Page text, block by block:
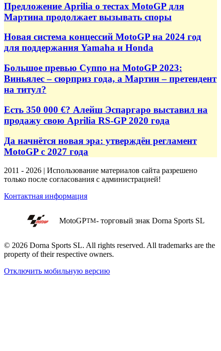
Предложение Aprilia о тестах MotoGP для
Мартина продолжает вызывать споры
Новая система концессий MotoGP на 2024 год
для поддержания Yamaha и Honda
Большое превью Суппо на MotoGP 2023:
Виньялес – сюрприз года, а Мартин – претендент
на титул?
Есть 350 000 €? Алейш Эспаргаро выставил на
продажу свою Aprilia RS-GP 2020 года
Да начнётся новая эра: утверждён регламент
MotoGP с 2027 года
2011 - 2026 | Использование материалов сайта разрешено
только после согласования с администрацией!
Контактная информация
MotoGPTM- торговый знак Dorna Sports SL
© 2026 Dorna Sports SL. All rights reserved. All trademarks are the
property of their respective owners.
Отключить мобильную версию